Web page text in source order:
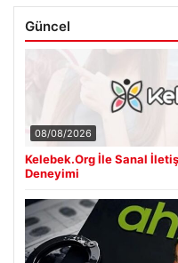
Güncel
08/08/2026
Kelebek.Org İle Sanal
Deneyimi